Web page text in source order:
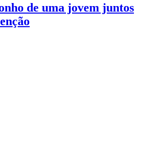
de uma jovem juntos